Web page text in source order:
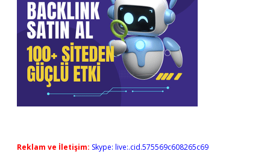
Reklam ve İletişim: Skype: live:.cid.575569c608265c69